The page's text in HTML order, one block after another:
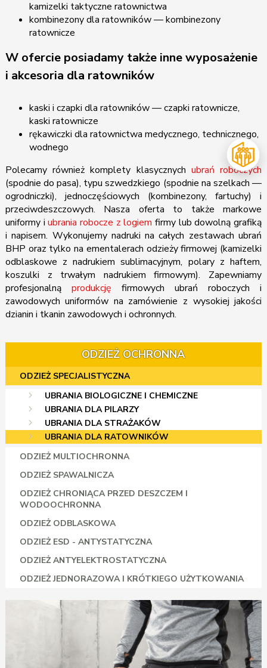
ODZIEŻ OCHRONNA
ODZIEŻ SPECJALISTYCZNA
UBRANIA BIOLOGICZNE I CHEMICZNE
UBRANIA DLA PILARZY
UBRANIA DLA STRAŻAKÓW
UBRANIA DLA RATOWNIKÓW
ODZIEŻ MULTIOCHRONNA
ODZIEŻ SPAWALNICZA
ODZIEŻ CHRONIĄCA PRZED DESZCZEM I
WODOOCHRONNA
ODZIEŻ ODBLASKOWA
ODZIEŻ ESD - ANTYSTATYCZNA
ODZIEŻ ANTYELEKTROSTATYCZNA
ODZIEŻ JEDNORAZOWA I KRÓTKIEGO UŻYTKOWANIA
kamizelki taktyczne ratownictwa
kombinezony dla ratowników — kombinezony
ratownicze
W ofercie posiadamy także inne wyposażenie
i akcesoria dla ratowników
kaski i czapki dla ratowników — czapki ratownicze,
kaski ratownicze
rękawiczki dla ratownictwa medycznego, technicznego,
wodnego
Polecamy również komplety klasycznych ubrań roboczych
(spodnie do pasa), typu szwedzkiego (spodnie na szelkach —
ogrodniczki), jednoczęściowych (kombinezony, fartuchy) i
przeciwdeszczowych. Nasza oferta to także markowe
uniformy iubrania robocze z logiem firmy lub dowolną grafiką
i napisem. Wykonujemy nadruki na całych zestawach ubrań
BHP oraz tylko na ementalerach odzieży firmowej (kamizelki
odblaskowe z nadrukiem sublimacyjnym, polary z haftem,
koszulki z trwałym nadrukiem firmowym). Zapewniamy
profesjonalną produkcję firmowych ubrań roboczych i
zawodowych uniformów na zamówienie z wysokiej jakości
dzianin i tkanin zawodowych i ochronnych.